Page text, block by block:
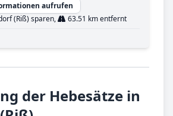
aufrufen
(Riß) sparen,
63.51 km entfernt
der Hebesätze in